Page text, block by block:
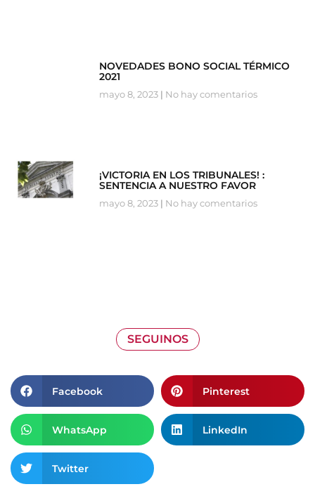
NOVEDADES BONO SOCIAL TÉRMICO
2021
mayo 8, 2023 No hay comentarios
¡VICTORIA EN LOS TRIBUNALES! :
SENTENCIA A NUESTRO FAVOR
mayo 8, 2023 No hay comentarios
SEGUINOS
Facebook Pinterest
WhatsApp LinkedIn
Twitter